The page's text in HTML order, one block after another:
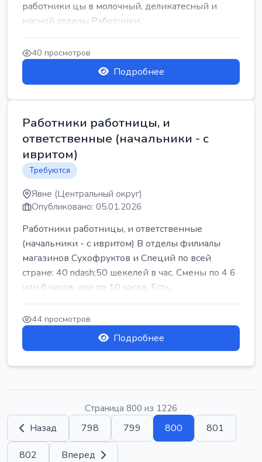
работники цы в молочный, деликатесный и
мясной отделы Работники...
40 просмотров
Подробнее
Работники работницы, и
ответственные (начальники - с
ивритом)
Требуются
Явне (Центральный округ)
Опубликовано: 05.01.2026
Работники работницы, и ответственные
(начальники - с ивритом) В отделы филиалы
магазинов Сухофруктов и Специй по всей
стране: 40 ndash;50 шекелей в час. Смены по 4 6
или 8 часов, или по 10 часов. Есть...
44 просмотров
Подробнее
Страница 800 из 1226
Назад 798 799 800 801
802 Вперед